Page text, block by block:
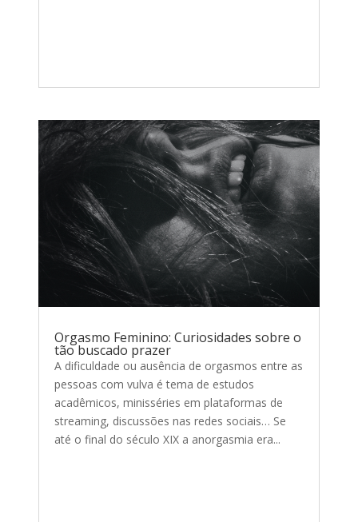
Orgasmo Feminino: Curiosidades sobre o
tão buscado prazer
A dificuldade ou ausência de orgasmos entre as
pessoas com vulva é tema de estudos
acadêmicos, minisséries em plataformas de
streaming, discussões nas redes sociais… Se
até o final do século XIX a anorgasmia era...